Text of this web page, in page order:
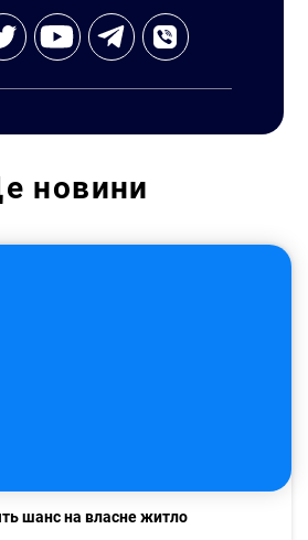
новини
шанс на власне житло